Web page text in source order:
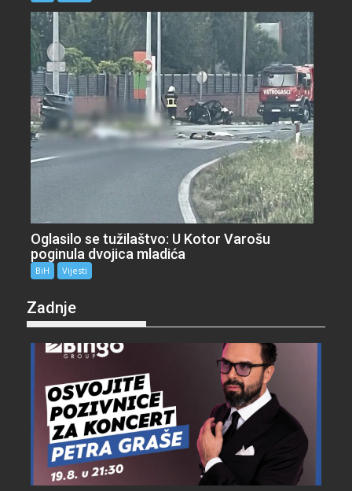
Oglasilo se tužilaštvo: U Kotor Varošu
poginula dvojica mladića
BiH Vijesti
Zadnje